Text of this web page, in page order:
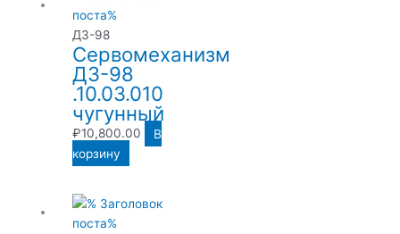
ДЗ-98
Сервомеханизм
ДЗ-98
.10.03.010
чугунный
₽10,800.00
В
корзину